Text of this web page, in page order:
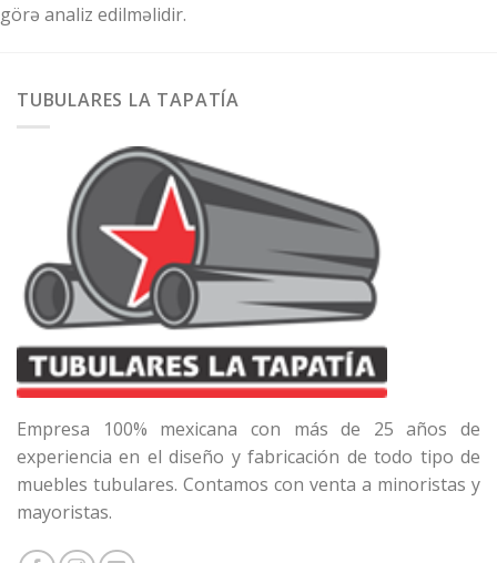
görə analiz edilməlidir.
TUBULARES LA TAPATÍA
Empresa 100% mexicana con más de 25 años de
experiencia en el diseño y fabricación de todo tipo de
muebles tubulares. Contamos con venta a minoristas y
mayoristas.